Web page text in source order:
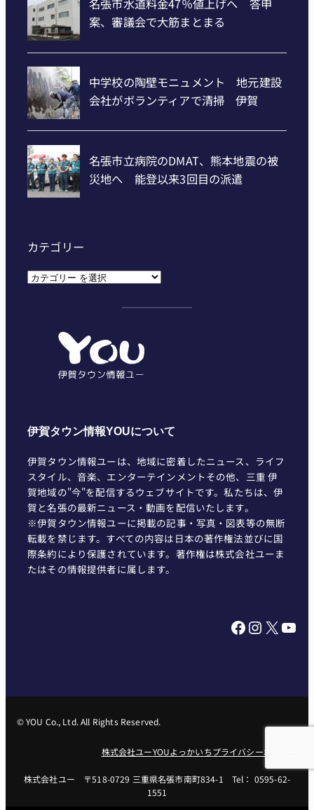
カテゴリー
カ
伊賀タウン情報YOUについて
伊賀タウン情報ユーは、地域に密着したニュース、ライフ
スタイル、音楽、エンターテインメントその他、三重 伊
賀地域の"今"を配信するウェブサイトです。私たちは、伊
賀と名張の最新ニュース・動画を配信いたします。
※伊賀タウン情報ユーに掲載の記事・写真・図表等の無断
転載を禁じます。すべての内容は日本の著作権法並びに国
際条約により保護されています。著作権は株式会社ユーま
たはその情報提供者に属します。
Facebook InstagramX YouTube
© YOU Co., Ltd. All Rights Reserved.
株式会社ユーYOUよっかいちプライバシーポリシー
株式会社ユー 〒518-0729 三重県名張市南町834-1 Tel： 0595-62-
1551